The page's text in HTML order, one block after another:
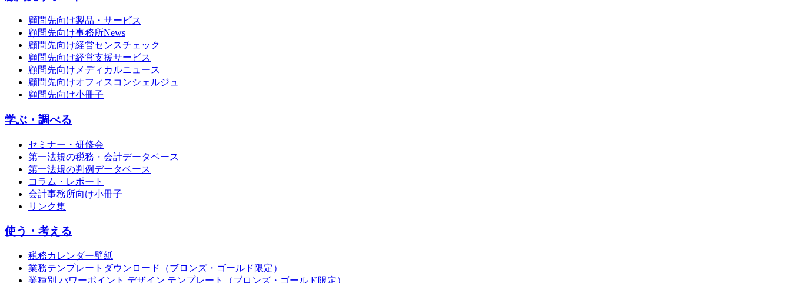
顧問先向け製品・サービス
顧問先向け事務所News
顧問先向け経営センスチェック
顧問先向け経営支援サービス
顧問先向けメディカルニュース
顧問先向けオフィスコンシェルジュ
顧問先向け小冊子
学ぶ・調べる
セミナー・研修会
第一法規の税務・会計データベース
第一法規の判例データベース
コラム・レポート
会計事務所向け小冊子
リンク集
使う・考える
税務カレンダー壁紙
業務テンプレートダウンロード（ブロンズ・ゴールド限定）
業種別 パワーポイント デザイン テンプレート（ブロンズ・ゴールド限定）